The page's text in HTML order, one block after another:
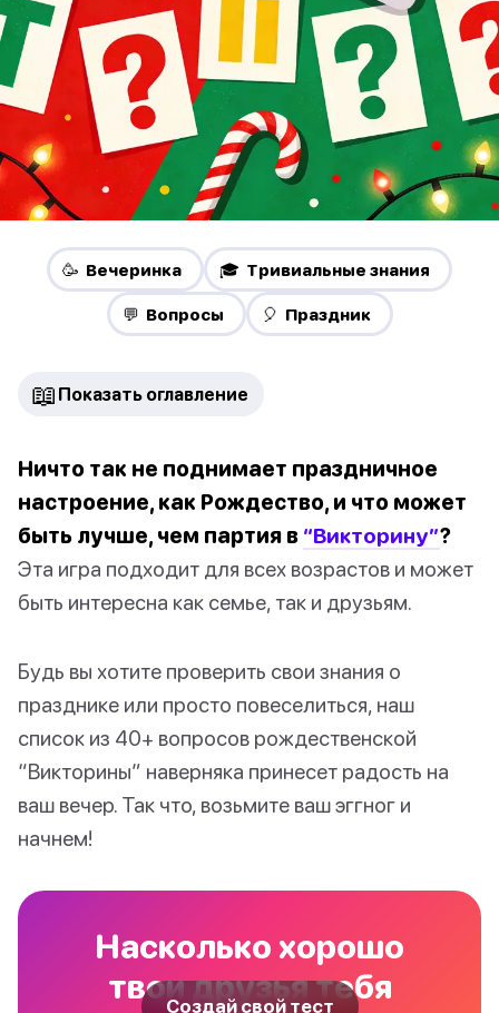
🥳 Вечеринка 🎓 Тривиальные знания
💬 Вопросы 🎈 Праздник
📖 Показать оглавление
Ничто так не поднимает праздничное
настроение, как Рождество, и что может
быть лучше, чем партия в “Викторину”?
Эта игра подходит для всех возрастов и может
быть интересна как семье, так и друзьям.
Будь вы хотите проверить свои знания о
празднике или просто повеселиться, наш
список из 40+ вопросов рождественской
“Викторины” наверняка принесет радость на
ваш вечер. Так что, возьмите ваш эггног и
начнем!
Насколько хорошо
твои друзья тебя
Создай свой тест